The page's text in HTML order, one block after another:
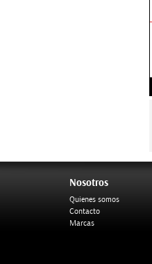
Nosotros
Quienes somos
Contacto
Marcas